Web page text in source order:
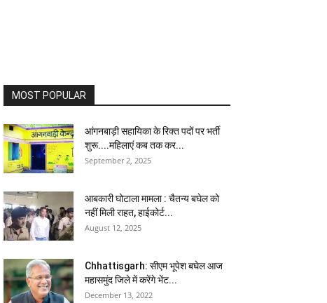
MOST POPULAR
आंगनबाड़ी सहायिका के रिक्त पदों पर भर्ती
शुरू....महिलाएं कब तक कर...
September 2, 2025
आबकारी घोटाला मामला : चैतन्य बघेल को
नहीं मिली राहत, हाईकोर्ट...
August 12, 2025
Chhattisgarh: सीएम भूपेश बघेल आज
महासमुंद जिले में करेंगे भेंट...
December 13, 2022